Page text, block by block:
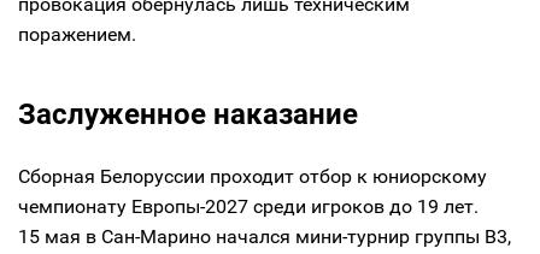
поражением.
Заслуженное наказание
Сборная Белоруссии проходит отбор к юниорскому
чемпионату Европы-2027 среди игроков до 19 лет.
15 мая в Сан-Марино начался мини-турнир группы B3,